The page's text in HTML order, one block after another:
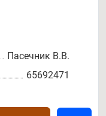
Пасечник В.В.
65692471